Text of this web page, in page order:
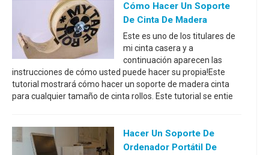
Cómo Hacer Un Soporte
De Cinta De Madera
Este es uno de los titulares de
mi cinta casera y a
continuación aparecen las
instrucciones de cómo usted puede hacer su propia!Este
tutorial mostrará cómo hacer un soporte de madera cinta
para cualquier tamaño de cinta rollos. Este tutorial se entie
Hacer Un Soporte De
Ordenador Portátil De